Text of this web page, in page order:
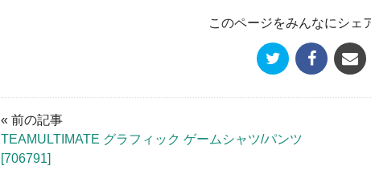
このページをみんなにシェ
« 前の記事
TEAMULTIMATE グラフィック ゲームシャツ/パンツ
[706791]